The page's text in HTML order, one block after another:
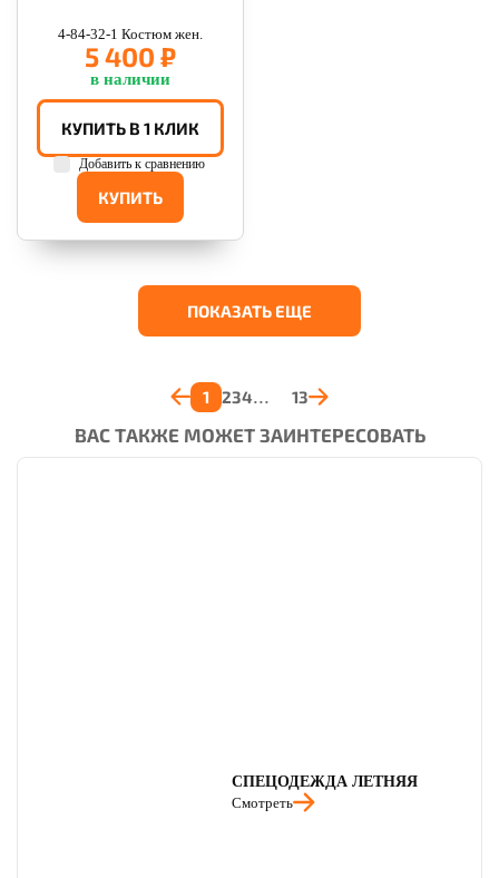
4-84-32-1 Костюм жен.
5 400 ₽
в наличии
КУПИТЬ
КУПИТЬ В 1 КЛИК
Добавить к сравнению
ПОКАЗАТЬ ЕЩЕ
1 234 13
ВАС ТАКЖЕ МОЖЕТ ЗАИНТЕРЕСОВАТЬ
СПЕЦОДЕЖДА ЛЕТНЯЯ
Смотреть